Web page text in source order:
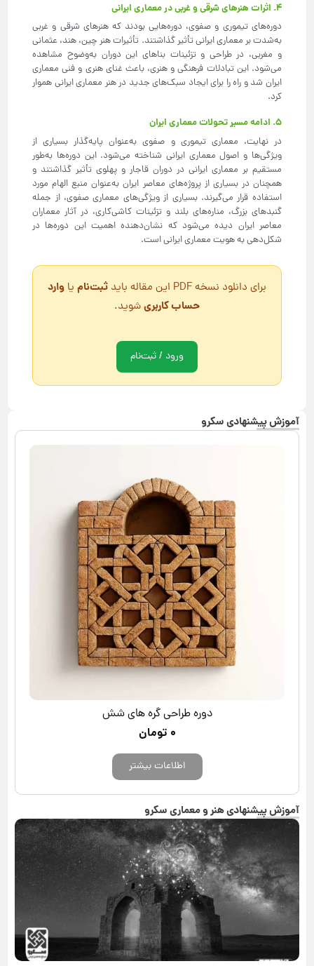
۴. اثرات هنرهای شرقی و غربی در معماری ایرانی
دوره‌های تیموری و صفوی، دوره‌هایی بودند که هنرهای شرقی و غربی
به‌شدت بر معماری ایرانی تأثیر گذاشتند. تأثیرات هنر چین، هند، عثمانی
و مغربی، در طراحی و تزئینات بناهای این دوران به‌وضوح مشاهده
می‌شود. این تبادلات فرهنگی و هنری، باعث غنای هنری و فنی معماری
ایران شد و راه را برای ایجاد سبک‌های جدید در هنر معماری ایرانی هموار
کرد.
۵. ادامه‌ مسیر تحولات معماری ایران
در نهایت، معماری تیموری و صفوی به‌عنوان پایه‌گذار بسیاری از
ویژگی‌ها و اصول معماری ایرانی شناخته می‌شود. این دوره‌ها به‌طور
مستقیم بر معماری ایرانی در دوران قاجار و پهلوی تأثیر گذاشتند و
همچنان در بسیاری از پروژه‌های معاصر ایران به‌عنوان منبع الهام مورد
استفاده قرار می‌گیرند. بسیاری از ویژگی‌های معماری صفوی، از جمله
گنبدهای بزرگ، مناره‌های بلند و تزئینات کاشی‌کاری، در آثار معماران
معاصر ایران دیده می‌شود که نشان‌دهنده اهمیت این دوره‌ها در
شکل‌دهی به هویت معماری ایرانی است.
برای دانلود نسخه PDF این مقاله باید ثبت‌نام یا وارد
حساب کاربریشوید.
ورود / ثبت‌نام
آموزش پیشنهادی سکرو
دوره طراحی گره های شش
۰ تومان
اطلاعات بیشتر
آموزش پیشنهادی هنر و معماری سکرو